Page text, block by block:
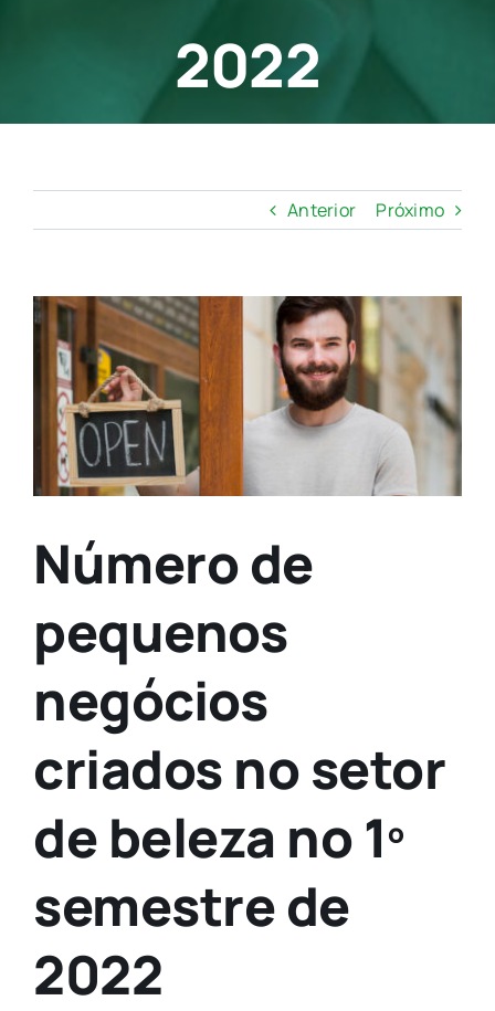
2022
Anterior Próximo
View
Larger
Image
Número de
pequenos
negócios
criados no setor
de beleza no 1º
semestre de
2022